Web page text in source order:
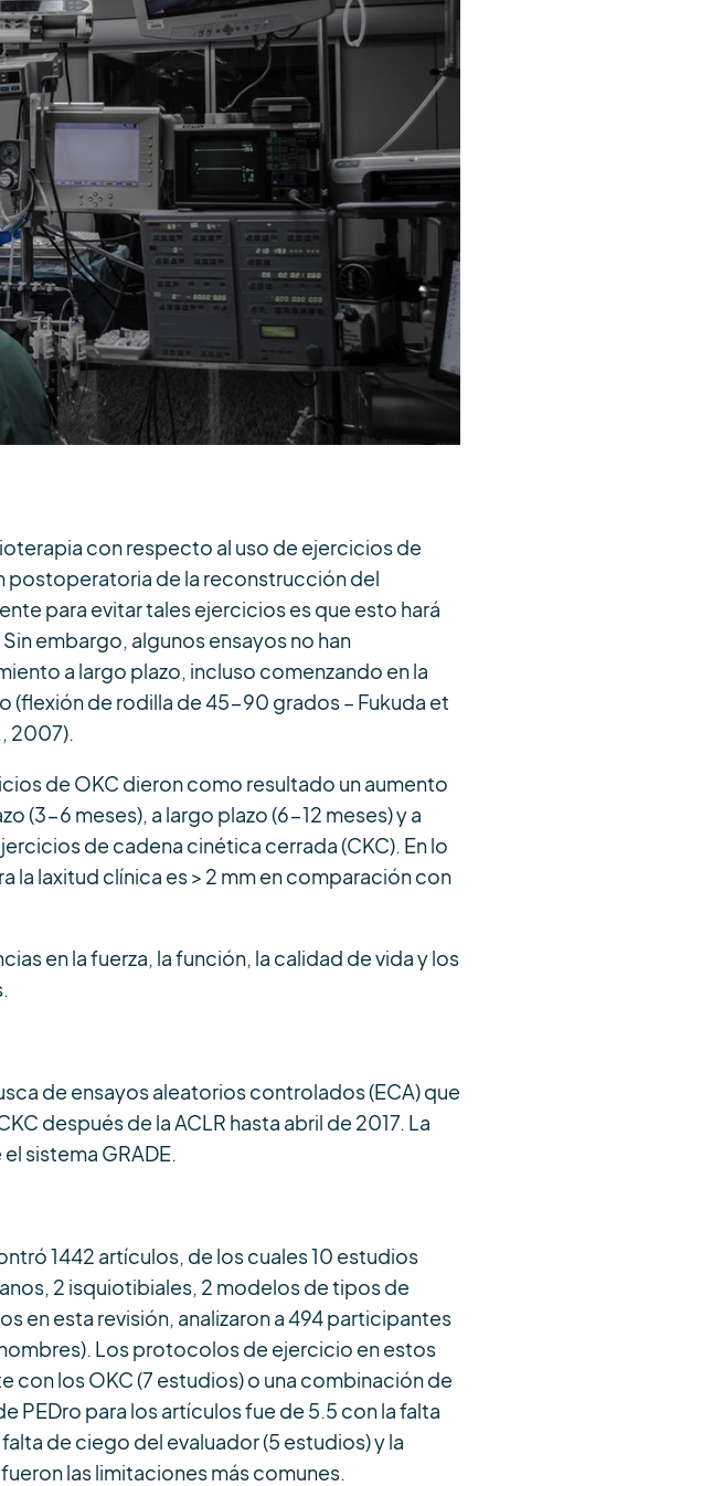
con respecto al uso de ejercicios de
postoperatoria de la reconstrucción del
para evitar tales ejercicios es que esto hará
embargo, algunos ensayos no han
a largo plazo, incluso comenzando en la
(flexión de rodilla de 45-90 grados – Fukuda et
2007).
de OKC dieron como resultado un aumento
(3-6 meses), a largo plazo (6-12 meses) y a
de cadena cinética cerrada (CKC). En lo
la laxitud clínica es > 2 mm en comparación con
en la fuerza, la función, la calidad de vida y los
de ensayos aleatorios controlados (ECA) que
después de la ACLR hasta abril de 2017. La
sistema GRADE.
1442 artículos, de los cuales 10 estudios
2 isquiotibiales, 2 modelos de tipos de
en esta revisión, analizaron a 494 participantes
Los protocolos de ejercicio en estos
con los OKC (7 estudios) o una combinación de
PEDro para los artículos fue de 5.5 con la falta
de ciego del evaluador (5 estudios) y la
las limitaciones más comunes.